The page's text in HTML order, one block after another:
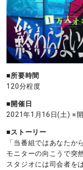
■所要時間
120分程度
■開催日
2021年1月16日(土) ※
■ストーリー
「当番組ではあなたか
モニターの向こうで突
スタジオには司会者を